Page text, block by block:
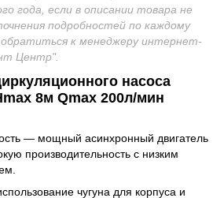
года, если в описании товара не
подробностей по каждому
к менеджеру интернет-
Центр".
насоса
8м Qmax 200л/мин
— мощный асинхронный двигатель
производительность с низким
чугуна для корпуса и